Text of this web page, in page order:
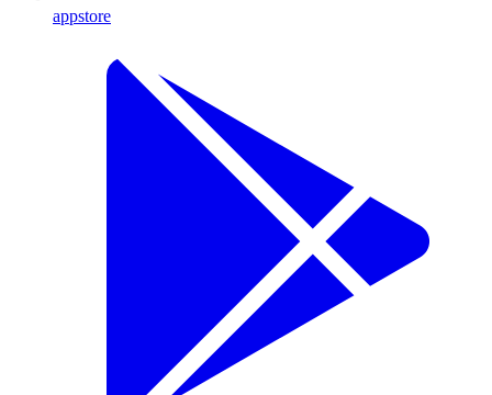
appstore